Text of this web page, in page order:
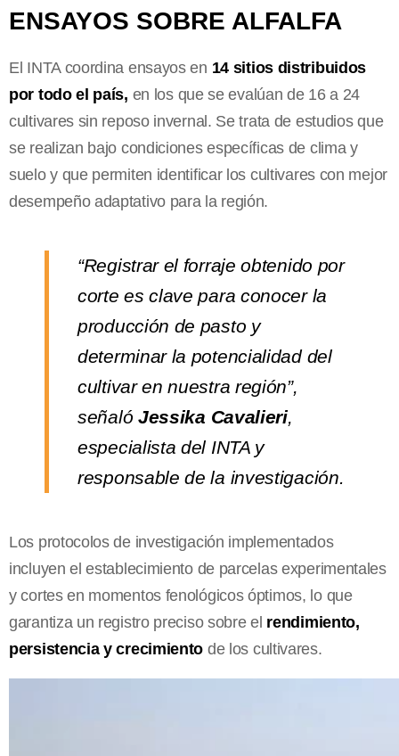
ENSAYOS SOBRE ALFALFA
El INTA coordina ensayos en 14 sitios distribuidos
por todo el país, en los que se evalúan de 16 a 24
cultivares sin reposo invernal. Se trata de estudios que
se realizan bajo condiciones específicas de clima y
suelo y que permiten identificar los cultivares con mejor
desempeño adaptativo para la región.
“Registrar el forraje obtenido por
corte es clave para conocer la
producción de pasto y
determinar la potencialidad del
cultivar en nuestra región”,
señaló Jessika Cavalieri,
especialista del INTA y
responsable de la investigación.
Los protocolos de investigación implementados
incluyen el establecimiento de parcelas experimentales
y cortes en momentos fenológicos óptimos, lo que
garantiza un registro preciso sobre el rendimiento,
persistencia y crecimiento de los cultivares.